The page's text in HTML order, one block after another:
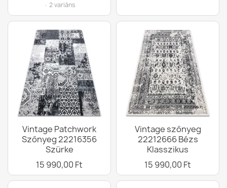
· 2 variáns
Vintage Patchwork
Szőnyeg 22216356
Szürke
15 990,00 Ft
Vintage szőnyeg
22212666 Bézs
Klasszikus
15 990,00 Ft